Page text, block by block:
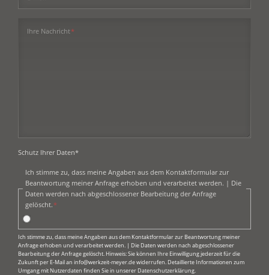
Pflichtfeld
Ihre Nachricht*
Schutz Ihrer Daten*
Pflichtfeld
Ich stimme zu, dass meine Angaben aus dem Kontaktformular zur
Beantwortung meiner Anfrage erhoben und verarbeitet werden. | Die
Daten werden nach abgeschlossener Bearbeitung der Anfrage
gelöscht.*
Ich stimme zu, dass meine Angaben aus dem Kontaktformular zur Beantwortung meiner
Anfrage erhoben und verarbeitet werden. | Die Daten werden nach abgeschlossener
Bearbeitung der Anfrage gelöscht. Hinweis: Sie können Ihre Einwilligung jederzeit für die
Zukunft per E-Mail an info@werkzeit-meyer.de widerrufen. Detaillierte Informationen zum
Umgang mit Nutzerdaten finden Sie in unserer Datenschutzerklärung.